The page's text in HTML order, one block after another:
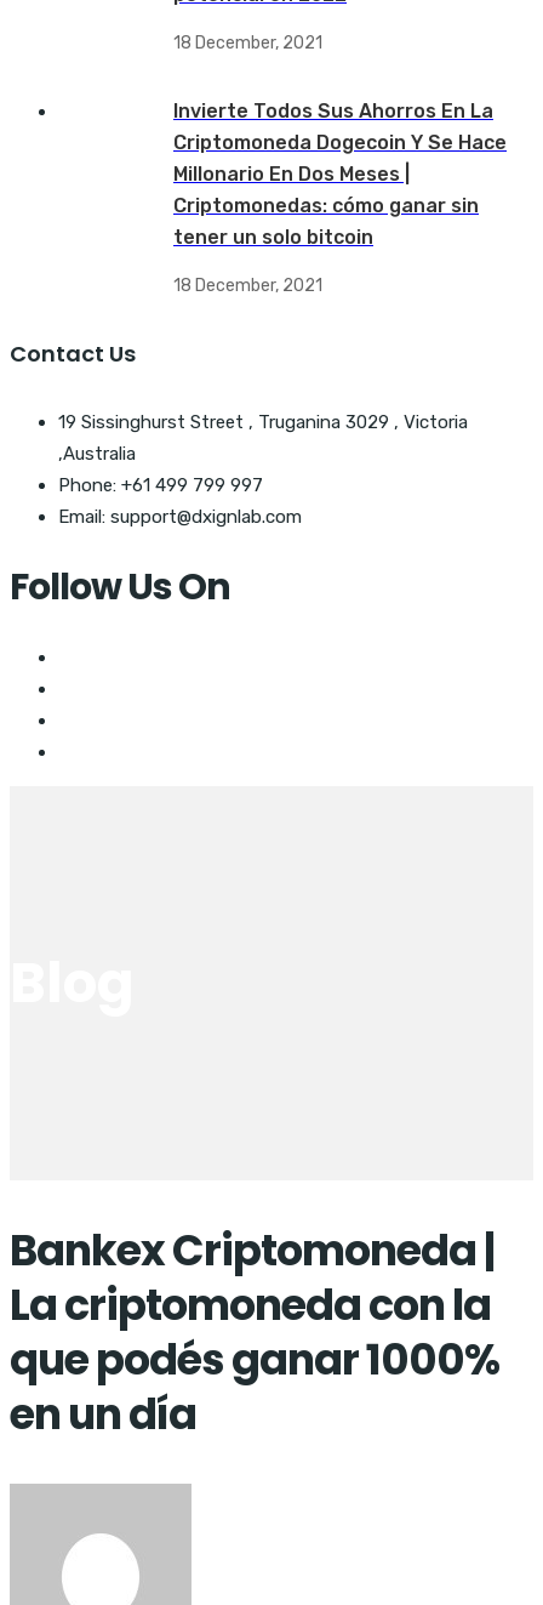
18 December, 2021
Invierte Todos Sus Ahorros En La
Criptomoneda Dogecoin Y Se Hace
Millonario En Dos Meses |
Criptomonedas: cómo ganar sin
tener un solo bitcoin
18 December, 2021
Contact Us
19 Sissinghurst Street , Truganina 3029 , Victoria
,Australia
Phone: +61 499 799 997
Email: support@dxignlab.com
Follow Us On
Bankex Criptomoneda |
La criptomoneda con la
que podés ganar 1000%
en un día